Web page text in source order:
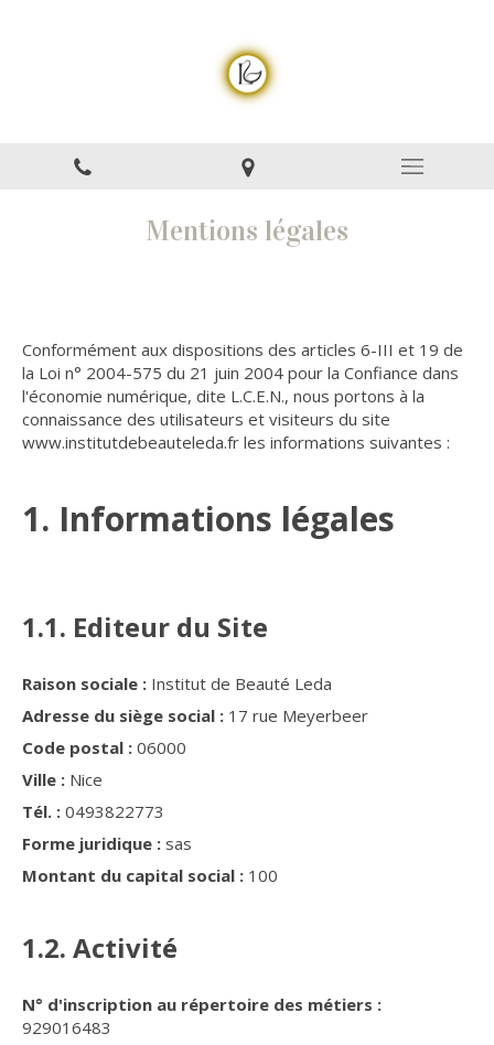
Mentions légales
Conformément aux dispositions des articles 6-III et 19 de
la Loi n° 2004-575 du 21 juin 2004 pour la Confiance dans
l'économie numérique, dite L.C.E.N., nous portons à la
connaissance des utilisateurs et visiteurs du site
www.institutdebeauteleda.fr les informations suivantes :
1. Informations légales
1.1. Editeur du Site
Raison sociale : Institut de Beauté Leda
Adresse du siège social : 17 rue Meyerbeer
Code postal : 06000
Ville : Nice
Tél. : 0493822773
Forme juridique : sas
Montant du capital social : 100
1.2. Activité
N° d'inscription au répertoire des métiers :
929016483